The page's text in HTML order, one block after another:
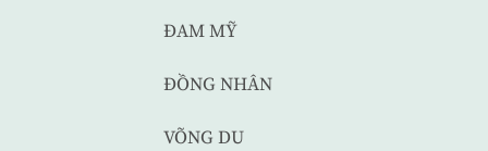
ĐAM MỸ
ĐỒNG NHÂN
VÕNG DU